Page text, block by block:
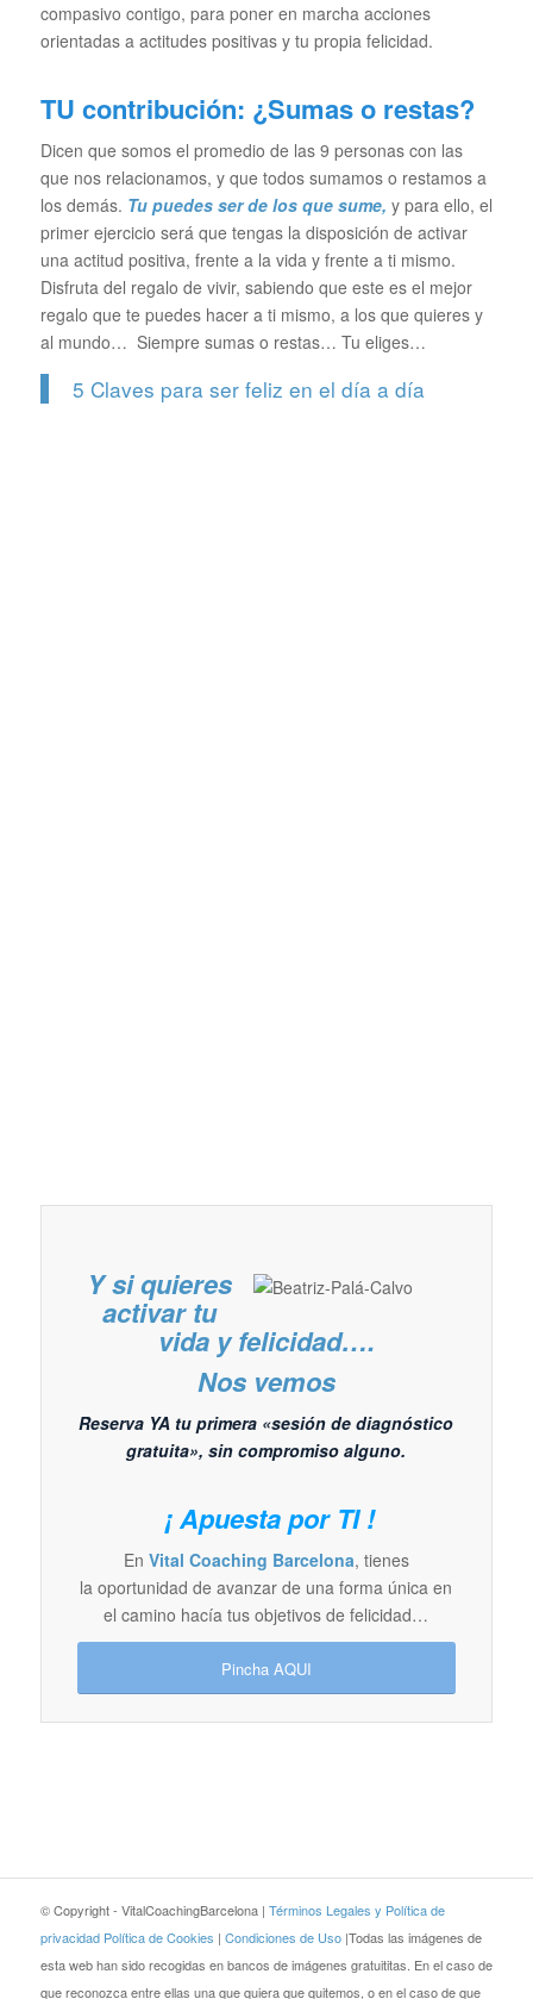
compasivo contigo, para poner en marcha acciones
orientadas a actitudes positivas y tu propia felicidad.
TU contribución: ¿Sumas o restas?
Dicen que somos el promedio de las 9 personas con las
que nos relacionamos, y que todos sumamos o restamos a
los demás. Tu puedes ser de los que sume, y para ello, el
primer ejercicio será que tengas la disposición de activar
una actitud positiva, frente a la vida y frente a ti mismo.
Disfruta del regalo de vivir, sabiendo que este es el mejor
regalo que te puedes hacer a ti mismo, a los que quieres y
al mundo… Siempre sumas o restas… Tu eliges…
5 Claves para ser feliz en el día a día
Y si quieres
activar tu
vida y felicidad….
Nos vemos
Reserva YA tu primera «sesión de diagnóstico
gratuita», sin compromiso alguno.
¡ Apuesta por TI !
En Vital Coaching Barcelona, tienes
la oportunidad de avanzar de una forma única en
el camino hacía tus objetivos de felicidad…
Pincha AQUI
© Copyright - VitalCoachingBarcelona | Términos Legales y Política de
privacidad Política de Cookies | Condiciones de Uso |Todas las imágenes de
esta web han sido recogidas en bancos de imágenes gratuititas. En el caso de
que reconozca entre ellas una que quiera que quitemos, o en el caso de que